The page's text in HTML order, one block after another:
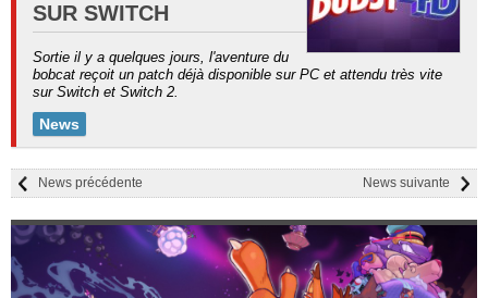
SUR SWITCH
Sortie il y a quelques jours, l'aventure du
bobcat reçoit un patch déjà disponible sur PC et attendu très vite
sur Switch et Switch 2.
News
News suivante
News précédente